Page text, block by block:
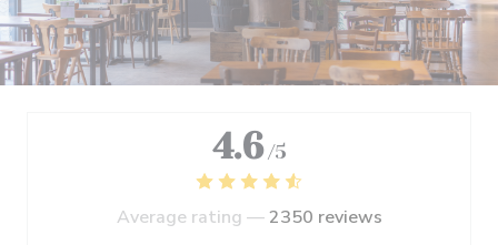
4.6 /5
Average rating —2350 reviews